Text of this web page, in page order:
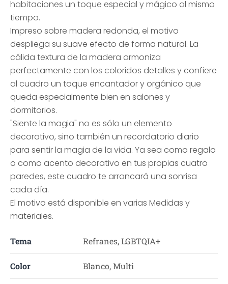
habitaciones un toque especial y mágico al mismo
tiempo.
Impreso sobre madera redonda, el motivo
despliega su suave efecto de forma natural. La
cálida textura de la madera armoniza
perfectamente con los coloridos detalles y confiere
al cuadro un toque encantador y orgánico que
queda especialmente bien en salones y
dormitorios.
"Siente la magia" no es sólo un elemento
decorativo, sino también un recordatorio diario
para sentir la magia de la vida. Ya sea como regalo
o como acento decorativo en tus propias cuatro
paredes, este cuadro te arrancará una sonrisa
cada día.
El motivo está disponible en varias Medidas y
materiales.
Tema Refranes, LGBTQIA+
Color Blanco, Multi